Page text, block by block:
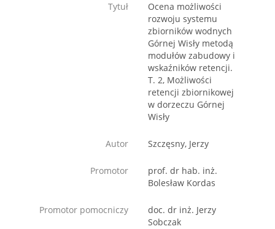
Tytuł
Ocena możliwości
rozwoju systemu
zbiorników wodnych
Górnej Wisły metodą
modułów zabudowy i
wskaźników retencji.
T. 2, Możliwości
retencji zbiornikowej
w dorzeczu Górnej
Wisły
Autor Szczęsny, Jerzy
Promotor
prof. dr hab. inż.
Bolesław Kordas
Promotor pomocniczy
doc. dr inż. Jerzy
Sobczak